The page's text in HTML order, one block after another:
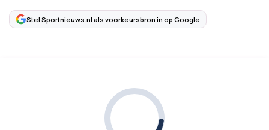
Stel Sportnieuws.nl als voorkeursbron in op Google